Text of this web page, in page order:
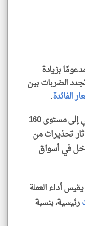
بزيادة
الضربات بين
الفائدة.
وفي الوقت نفسه، وصل الين الياباني إلى مستوى 160
تحذيرات من
في أسواق
أداء العملة
رئيسية، بنسبة